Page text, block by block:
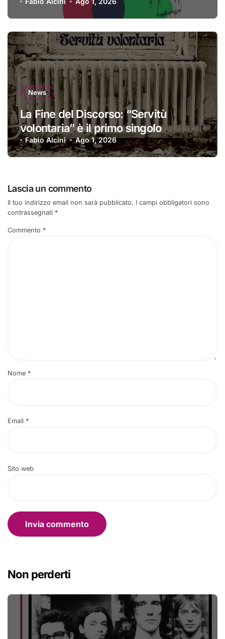
News
La Fine del Discorso: “Servitù
volontaria” è il primo singolo
Fabio Alcini Ago 1, 2026
Lascia un commento
Il tuo indirizzo email non sarà pubblicato. I campi obbligatori sono
contrassegnati *
Commento *
Nome *
Email *
Sito web
Non perderti